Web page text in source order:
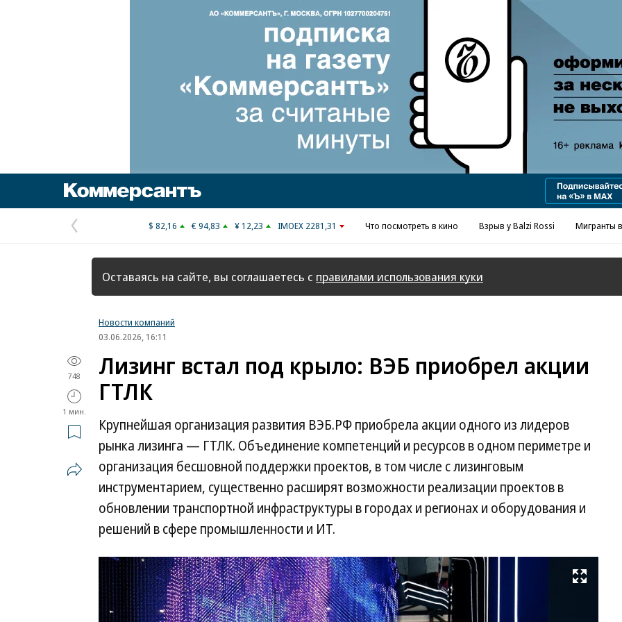
Реклама в «Ъ» www.kommersant.ru/ad
Предыдущая
страница
$ 82,16 € 94,83 ¥ 12,23 IMOEX 2281,31 Что посмотреть в кино Взрыв у Balzi Rossi Мигранты
Оставаясь на сайте, вы соглашаетесь с правилами использования куки
Новости компаний
03.06.2026, 16:11
748
1 мин.
Лизинг встал под крыло: ВЭБ приобрел акции
ГТЛК
Крупнейшая организация развития ВЭБ.РФ приобрела акции одного из лидеров
рынка лизинга — ГТЛК. Объединение компетенций и ресурсов в одном периметре и
организация бесшовной поддержки проектов, в том числе с лизинговым
инструментарием, существенно расширят возможности реализации проектов в
обновлении транспортной инфраструктуры в городах и регионах и оборудования и
решений в сфере промышленности и ИТ.
Развернуть на весь экран